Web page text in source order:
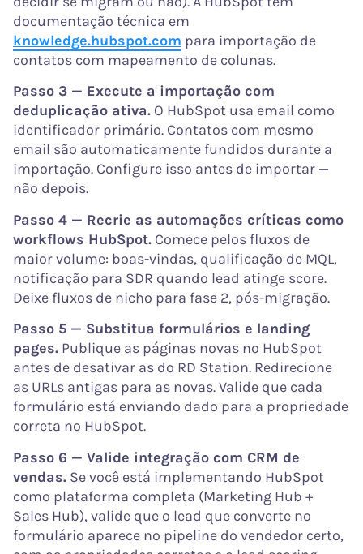
documentação técnica em
knowledge.hubspot.com para importação de
contatos com mapeamento de colunas.
Passo 3 — Execute a importação com
deduplicação ativa. O HubSpot usa email como
identificador primário. Contatos com mesmo
email são automaticamente fundidos durante a
importação. Configure isso antes de importar —
não depois.
Passo 4 — Recrie as automações críticas como
workflows HubSpot. Comece pelos fluxos de
maior volume: boas-vindas, qualificação de MQL,
notificação para SDR quando lead atinge score.
Deixe fluxos de nicho para fase 2, pós-migração.
Passo 5 — Substitua formulários e landing
pages. Publique as páginas novas no HubSpot
antes de desativar as do RD Station. Redirecione
as URLs antigas para as novas. Valide que cada
formulário está enviando dado para a propriedade
correta no HubSpot.
Passo 6 — Valide integração com CRM de
vendas. Se você está implementando HubSpot
como plataforma completa (Marketing Hub +
Sales Hub), valide que o lead que converte no
formulário aparece no pipeline do vendedor certo,